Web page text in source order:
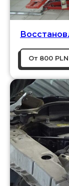
От 800 PLN